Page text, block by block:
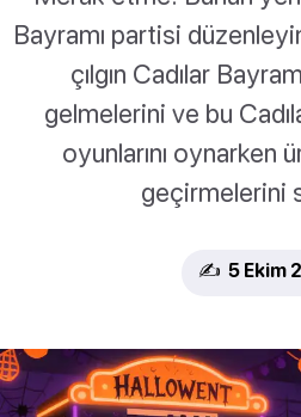
Bayramı partisi
çılgın Cadılar
gelmelerini ve bu
oyunlarını oynarken
geçirmelerini
✍️ 5 Ekim